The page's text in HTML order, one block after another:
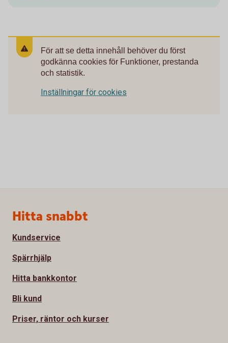
För att se detta innehåll behöver du först
godkänna cookies för Funktioner, prestanda
och statistik.
Inställningar för cookies
Sidfot
Hitta snabbt
Kundservice
Spärrhjälp
Hitta bankkontor
Bli kund
Priser, räntor och kurser